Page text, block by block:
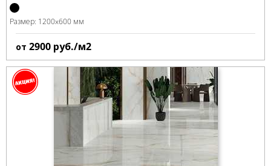
Размер: 1200x600 мм
от 2900 руб./м2